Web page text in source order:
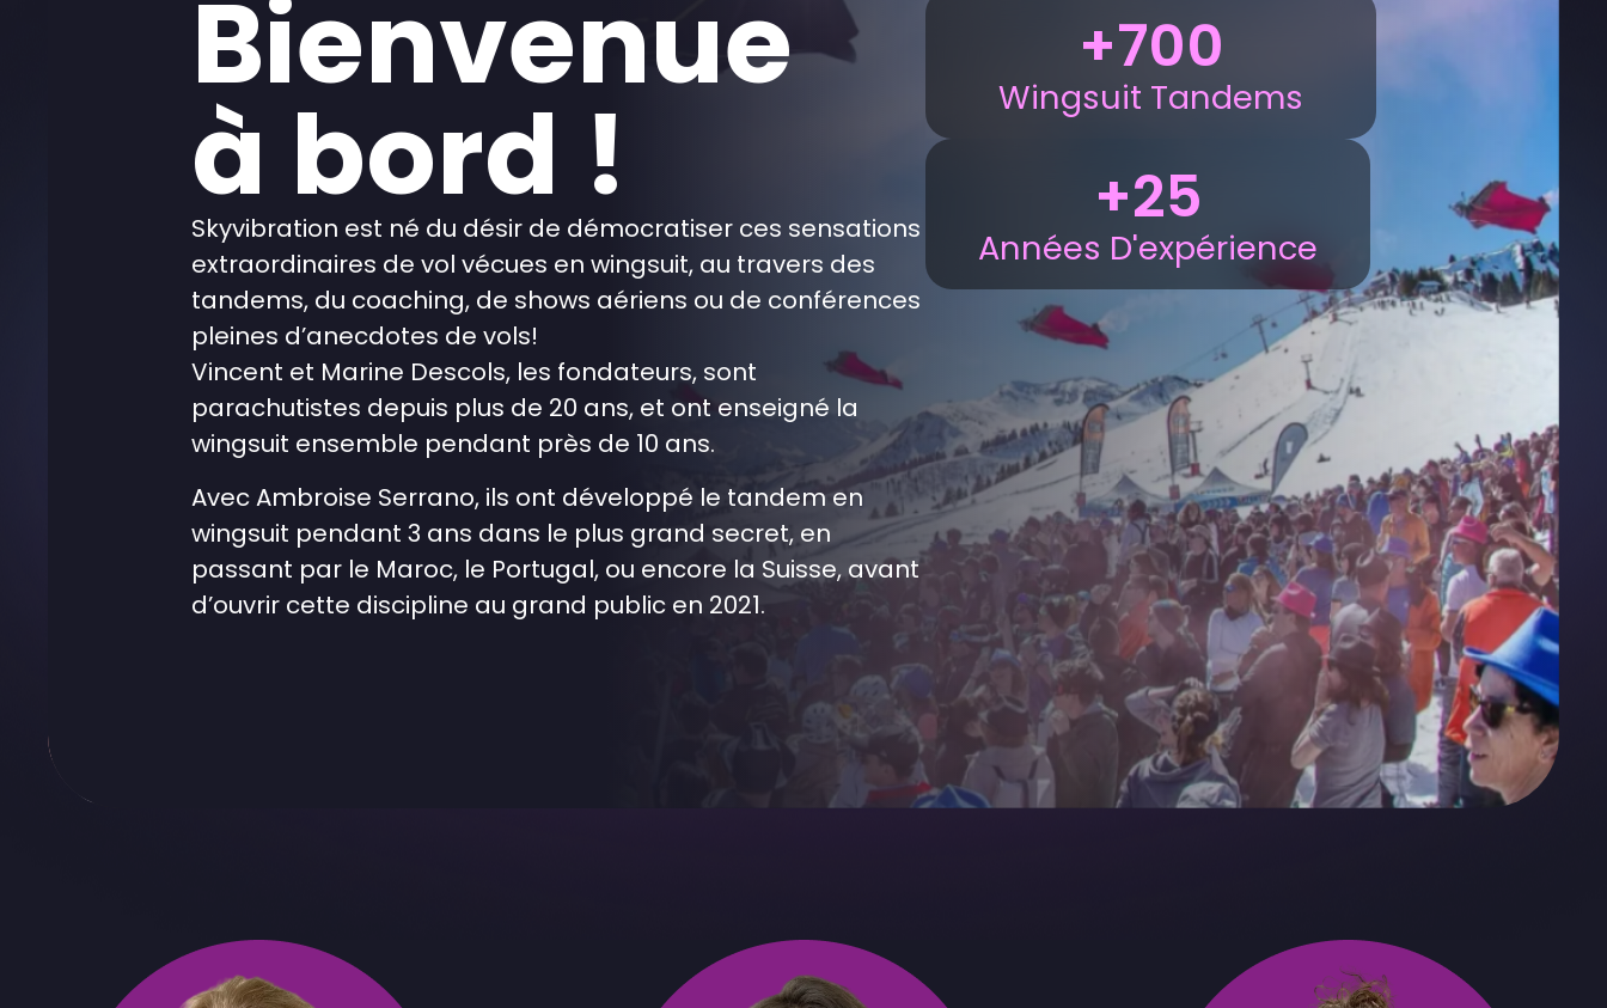
Bienvenue
à bord !
Skyvibration est né du désir de démocratiser ces sensations
extraordinaires de vol vécues en wingsuit, au travers des
tandems, du coaching, de shows aériens ou de conférences
pleines d’anecdotes de vols!
Vincent et Marine Descols, les fondateurs, sont
parachutistes depuis plus de 20 ans, et ont enseigné la
wingsuit ensemble pendant près de 10 ans.
Avec Ambroise Serrano, ils ont développé le tandem en
wingsuit pendant 3 ans dans le plus grand secret, en
passant par le Maroc, le Portugal, ou encore la Suisse, avant
d’ouvrir cette discipline au grand public en 2021.
Wingsuit Tandems
+700
Années D'expérience
+25